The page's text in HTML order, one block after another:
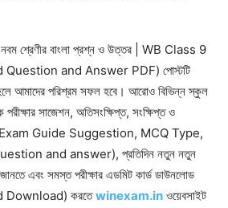
শ্রেণীর বাংলা প্রশ্ন ও উত্তর | WB Class 9
and Answer PDF) পোস্টটি
আমাদের পরিশ্রম সফল হবে। আরোও বিভিন্ন স্কুল
পরীক্ষার সাজেশন, অতিসংক্ষিপ্ত, সংক্ষিপ্ত ও
Exam Guide Suggestion, MCQ Type,
and answer), প্রতিদিন নতুন নতুন
এবং সমস্ত পরীক্ষার এডমিট কার্ড ডাউনলোড
Download) করতেwinexam.in ওয়েবসাইট